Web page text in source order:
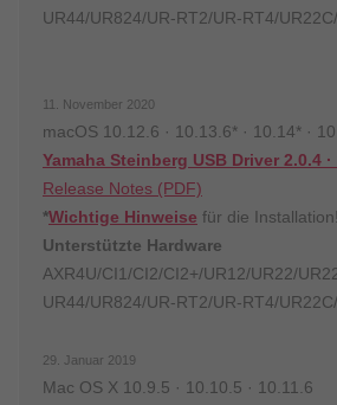
UR44/UR824/UR-RT2/UR-RT4/
11. November 2020
macOS 10.12.6 · 10.13.6* · 10.14* ·
Yamaha Steinberg USB Driver 2.0.4 ·
Release Notes (PDF)
*Wichtige Hinweise für die Installation!
Unterstützte Hardware
AXR4U/CI1/CI2/CI2+/UR12/UR22/
UR44/UR824/UR-RT2/UR-RT4/
29. Januar 2019
Mac OS X 10.9.5 · 10.10.5 · 10.11.6